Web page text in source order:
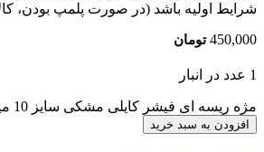
شرایط اولیه باشد (در صورت پلمپ بودن،
450,000 تومان
1 عدد در انبار
مژه ریسه ای فیشر کایلی مشکی سایز 10 میل عدد
افزودن به سبد خرید